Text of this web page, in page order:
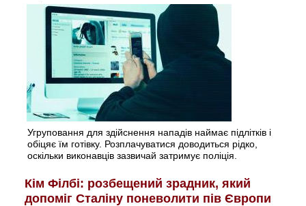
Угруповання для здійснення нападів наймає підлітків і
обіцяє їм готівку. Розплачуватися доводиться рідко,
оскільки виконавців зазвичай затримує поліція.
Кім Філбі: розбещений зрадник, який
допоміг Сталіну поневолити пів Європи